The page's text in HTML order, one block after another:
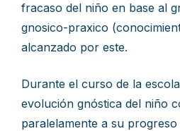
fracaso del niño en base al
gnosico-praxico
alcanzado por este.
Durante el curso de la
evolución gnóstica del niño
paralelamente a su